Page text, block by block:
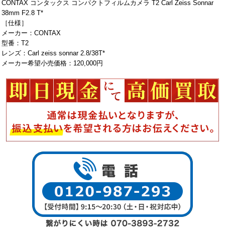
CONTAX コンタックス コンパクトフィルムカメラ T2 Carl Zeiss Sonnar
38mm F2.8 T*
［仕様］
メーカー：CONTAX
型番：T2
レンズ：Carl zeiss sonnar 2.8/38T*
メーカー希望小売価格：120,000円